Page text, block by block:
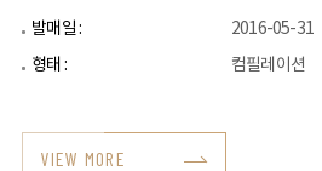
발매일 :
2016-05-31
형태 :
컴필레이션
VIEW MORE